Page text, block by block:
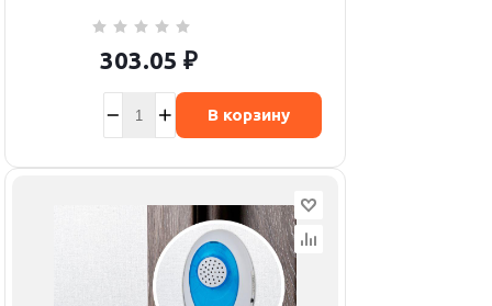
303.05 ₽
В корзину